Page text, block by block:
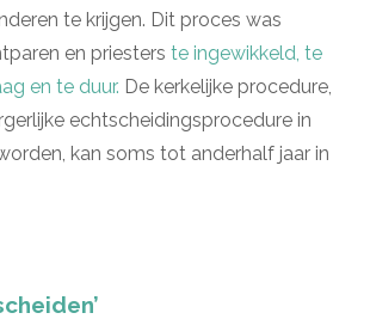
te krijgen. Dit proces was
en priesters te ingewikkeld, te
en te duur. De kerkelijke procedure,
echtscheidingsprocedure in
kan soms tot anderhalf jaar in